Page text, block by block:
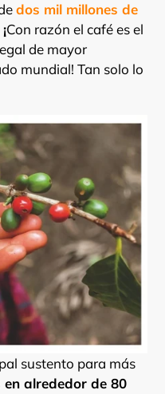
dos mil millones de
Con razón el café es el
de mayor
mundial! Tan solo lo
sustento para más
en alrededor de 80